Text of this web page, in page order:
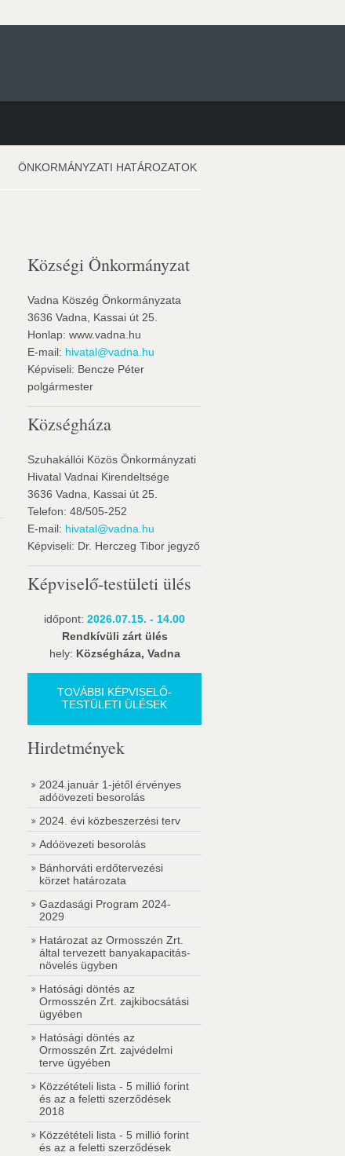
ÖNKORMÁNYZATI HATÁROZATOK
Községi Önkormányzat
Vadna Köszég Önkormányzata
3636 Vadna, Kassai út 25.
Honlap: www.vadna.hu
E-mail: hivatal@vadna.hu
Képviseli: Bencze Péter
polgármester
Községháza
Szuhakállói Közös Önkormányzati
Hivatal Vadnai Kirendeltsége
3636 Vadna, Kassai út 25.
Telefon: 48/505-252
E-mail: hivatal@vadna.hu
Képviseli: Dr. Herczeg Tibor jegyző
Képviselő-testületi ülés
időpont: 2026.07.15. - 14.00
Rendkívüli zárt ülés
hely: Községháza, Vadna
TOVÁBBI KÉPVISELŐ-
TESTÜLETI ÜLÉSEK
Hirdetmények
2024.január 1-jétől érvényes
adóövezeti besorolás
2024. évi közbeszerzési terv
Adóövezeti besorolás
Bánhorváti erdőtervezési
körzet határozata
Gazdasági Program 2024-
2029
Határozat az Ormosszén Zrt.
által tervezett banyakapacitás-
növelés ügyben
Hatósági döntés az
Ormosszén Zrt. zajkibocsátási
ügyében
Hatósági döntés az
Ormosszén Zrt. zajvédelmi
terve ügyében
Közzétételi lista - 5 millió forint
és az a feletti szerződések
2018
Közzétételi lista - 5 millió forint
és az a feletti szerződések